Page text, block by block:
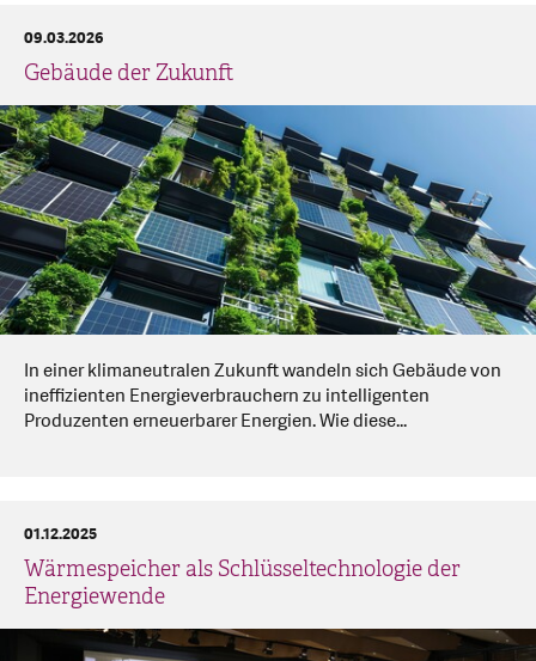
Gebäude der Zukunft
09.03.2026
In einer klimaneutralen Zukunft wandeln sich Gebäude von
ineffizienten Energieverbrauchern zu intelligenten
Produzenten erneuerbarer Energien. Wie diese...
Wärmespeicher als Schlüsseltechnologie der
Energiewende
01.12.2025